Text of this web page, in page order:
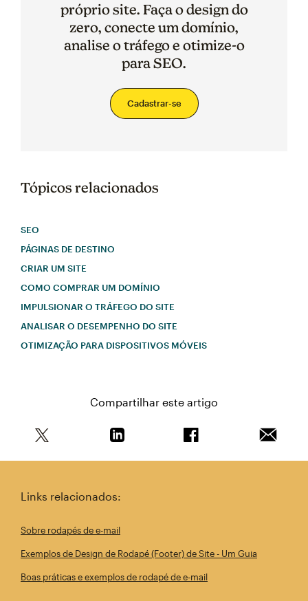
próprio site. Faça o design do
zero, conecte um domínio,
analise o tráfego e otimize-o
para SEO.
Cadastrar-se
Tópicos relacionados
SEO
PÁGINAS DE DESTINO
CRIAR UM SITE
COMO COMPRAR UM DOMÍNIO
IMPULSIONAR O TRÁFEGO DO SITE
ANALISAR O DESEMPENHO DO SITE
OTIMIZAÇÃO PARA DISPOSITIVOS MÓVEIS
Compartilhar este artigo
Links relacionados:
Sobre rodapés de e-mail
Exemplos de Design de Rodapé (Footer) de Site - Um Guia
Boas práticas e exemplos de rodapé de e-mail